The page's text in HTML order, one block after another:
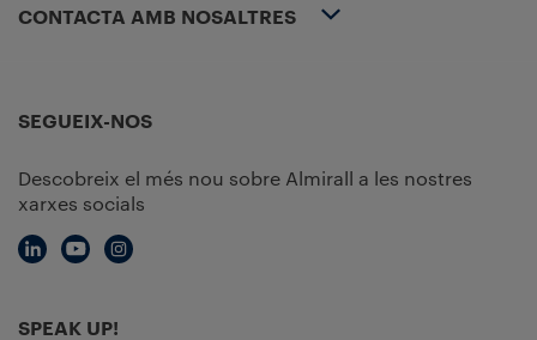
CONTACTA AMB NOSALTRES
SEGUEIX-NOS
Descobreix el més nou sobre Almirall a les nostres
xarxes socials
SPEAK UP!